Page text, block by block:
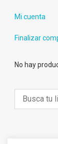
Mi cuenta
Finalizar
No hay